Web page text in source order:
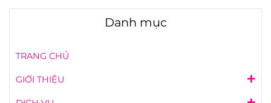
Danh mục
TRANG CHỦ
GIỚI THIỆU